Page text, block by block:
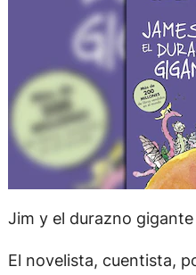
Jim y el durazno gigante
El novelista, cuentista,